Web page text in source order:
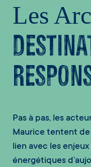
Les
Pas à pas, les
Maurice tentent
lien avec les
énergétiques